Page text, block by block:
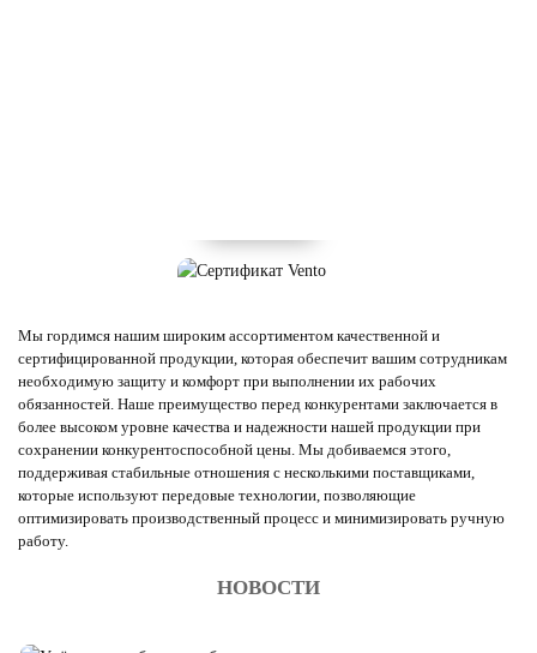
Мы гордимся нашим широким ассортиментом качественной и
сертифицированной продукции, которая обеспечит вашим сотрудникам
необходимую защиту и комфорт при выполнении их рабочих
обязанностей. Наше преимущество перед конкурентами заключается в
более высоком уровне качества и надежности нашей продукции при
сохранении конкурентоспособной цены. Мы добиваемся этого,
поддерживая стабильные отношения с несколькими поставщиками,
которые используют передовые технологии, позволяющие
оптимизировать производственный процесс и минимизировать ручную
работу.
НОВОСТИ